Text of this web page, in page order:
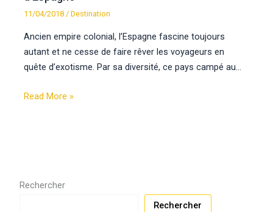
11/04/2018/Destination
Ancien empire colonial, l’Espagne fascine toujours
autant et ne cesse de faire rêver les voyageurs en
quête d’exotisme. Par sa diversité, ce pays campé au…
Read More »
Rechercher
Rechercher